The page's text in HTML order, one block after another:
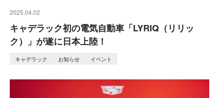
2025.04.02
キャデラック初の電気自動車「LYRIQ（リリッ
ク）」が遂に日本上陸！
キャデラック お知らせ イベント